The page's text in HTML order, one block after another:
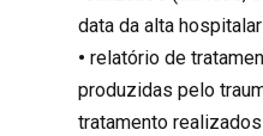
data da alta
• relatório de
produzidas pelo
tratamento